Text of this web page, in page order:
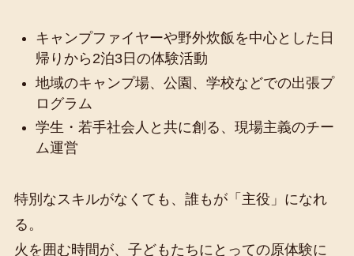
キャンプファイヤーや野外炊飯を中心とした日
帰りから2泊3日の体験活動
地域のキャンプ場、公園、学校などでの出張プ
ログラム
学生・若手社会人と共に創る、現場主義のチー
ム運営
特別なスキルがなくても、誰もが「主役」になれ
る。
火を囲む時間が、子どもたちにとっての原体験に